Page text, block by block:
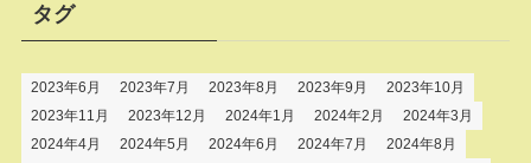
タグ
2023年6月 2023年7月 2023年8月 2023年9月
2023年10月
2023年11月
2023年12月 2024年1月 2024年2月
2024年3月
2024年4月
2024年5月 2024年6月 2024年7月 2024年8月